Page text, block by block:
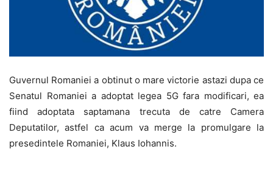
Guvernul Romaniei a obtinut o mare victorie astazi dupa ce
Senatul Romaniei a adoptat legea 5G fara modificari, ea
fiind adoptata saptamana trecuta de catre Camera
Deputatilor, astfel ca acum va merge la promulgare la
presedintele Romaniei, Klaus Iohannis.